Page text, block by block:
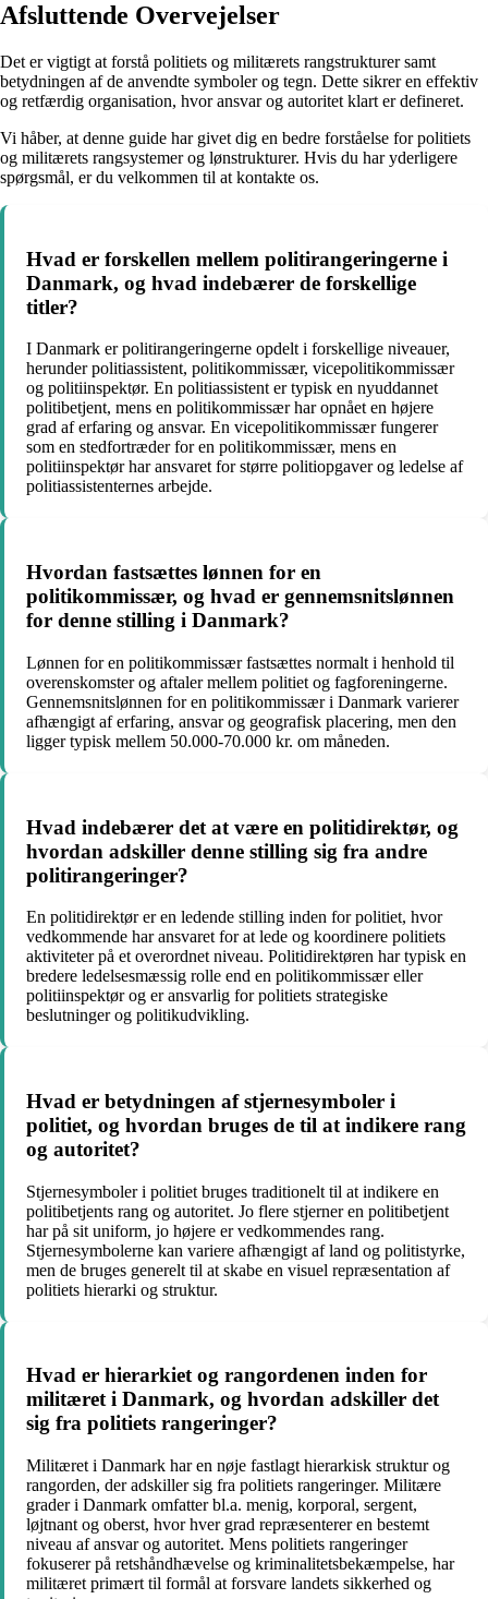
Afsluttende Overvejelser
Det er vigtigt at forstå politiets og militærets rangstrukturer samt
betydningen af de anvendte symboler og tegn. Dette sikrer en effektiv
og retfærdig organisation, hvor ansvar og autoritet klart er defineret.
Vi håber, at denne guide har givet dig en bedre forståelse for politiets
og militærets rangsystemer og lønstrukturer. Hvis du har yderligere
spørgsmål, er du velkommen til at kontakte os.
Hvad er forskellen mellem politirangeringerne i
Danmark, og hvad indebærer de forskellige
titler?
I Danmark er politirangeringerne opdelt i forskellige niveauer,
herunder politiassistent, politikommissær, vicepolitikommissær
og politiinspektør. En politiassistent er typisk en nyuddannet
politibetjent, mens en politikommissær har opnået en højere
grad af erfaring og ansvar. En vicepolitikommissær fungerer
som en stedfortræder for en politikommissær, mens en
politiinspektør har ansvaret for større politiopgaver og ledelse af
politiassistenternes arbejde.
Hvordan fastsættes lønnen for en
politikommissær, og hvad er gennemsnitslønnen
for denne stilling i Danmark?
Lønnen for en politikommissær fastsættes normalt i henhold til
overenskomster og aftaler mellem politiet og fagforeningerne.
Gennemsnitslønnen for en politikommissær i Danmark varierer
afhængigt af erfaring, ansvar og geografisk placering, men den
ligger typisk mellem 50.000-70.000 kr. om måneden.
Hvad indebærer det at være en politidirektør, og
hvordan adskiller denne stilling sig fra andre
politirangeringer?
En politidirektør er en ledende stilling inden for politiet, hvor
vedkommende har ansvaret for at lede og koordinere politiets
aktiviteter på et overordnet niveau. Politidirektøren har typisk en
bredere ledelsesmæssig rolle end en politikommissær eller
politiinspektør og er ansvarlig for politiets strategiske
beslutninger og politikudvikling.
Hvad er betydningen af stjernesymboler i
politiet, og hvordan bruges de til at indikere rang
og autoritet?
Stjernesymboler i politiet bruges traditionelt til at indikere en
politibetjents rang og autoritet. Jo flere stjerner en politibetjent
har på sit uniform, jo højere er vedkommendes rang.
Stjernesymbolerne kan variere afhængigt af land og politistyrke,
men de bruges generelt til at skabe en visuel repræsentation af
politiets hierarki og struktur.
Hvad er hierarkiet og rangordenen inden for
militæret i Danmark, og hvordan adskiller det
sig fra politiets rangeringer?
Militæret i Danmark har en nøje fastlagt hierarkisk struktur og
rangorden, der adskiller sig fra politiets rangeringer. Militære
grader i Danmark omfatter bl.a. menig, korporal, sergent,
løjtnant og oberst, hvor hver grad repræsenterer en bestemt
niveau af ansvar og autoritet. Mens politiets rangeringer
fokuserer på retshåndhævelse og kriminalitetsbekæmpelse, har
militæret primært til formål at forsvare landets sikkerhed og